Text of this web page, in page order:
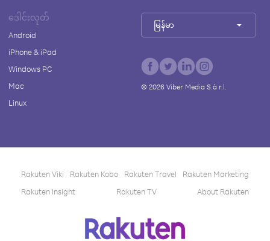
ဒေါင်းလုတ်
Android
iPhone & iPad
Windows PC
Mac
Linux
မြန်မာ
© 2026Viber Media S.à r.l.
Rakuten Viki Rakuten Kobo Rakuten Travel
Rakuten Marketing
Rakuten Insight
Rakuten TV About Rakuten